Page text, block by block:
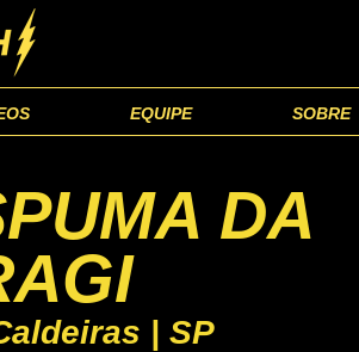
EQUIPE SOBRE
DA
| SP